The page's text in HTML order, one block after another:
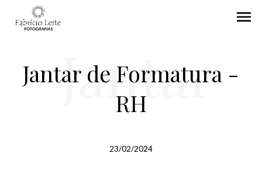
menu
Jantar de Formatura -
RH
Jantar
de
23/02/2024